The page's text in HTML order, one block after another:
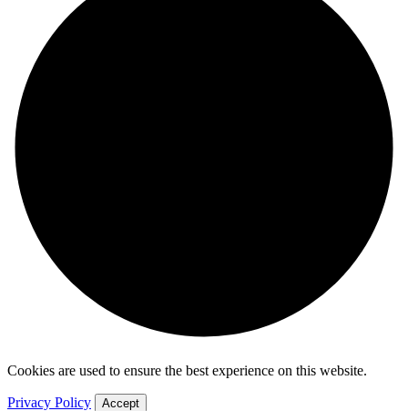
Cookies are used to ensure the best experience on this website.
Privacy Policy Accept